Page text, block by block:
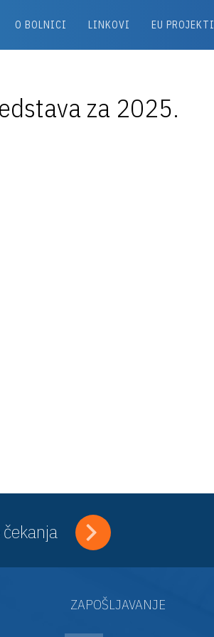
O BOLNICI LINKOVI EU PROJEKTI
za 2025.
ZAPOŠLJAVANJE